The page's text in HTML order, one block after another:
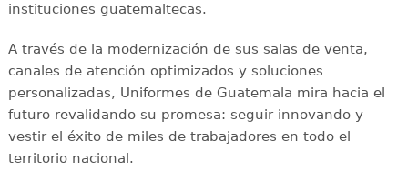
instituciones guatemaltecas.
A través de la modernización de sus salas de venta,
canales de atención optimizados y soluciones
personalizadas, Uniformes de Guatemala mira hacia el
futuro revalidando su promesa: seguir innovando y
vestir el éxito de miles de trabajadores en todo el
territorio nacional.